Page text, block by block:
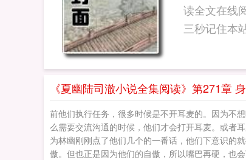
读全文在线
《夏幽陆司澈小说全集阅读》第271章
前他们执行任务，很多时候是不开耳麦的。因为不
么需要交流沟通的时候，他们才会打开耳麦。或者
为林幽刚刚点了他们几个的一番话，他们下意识的
傲。但也正是因为他们的自傲，所以嘴巴再硬，也